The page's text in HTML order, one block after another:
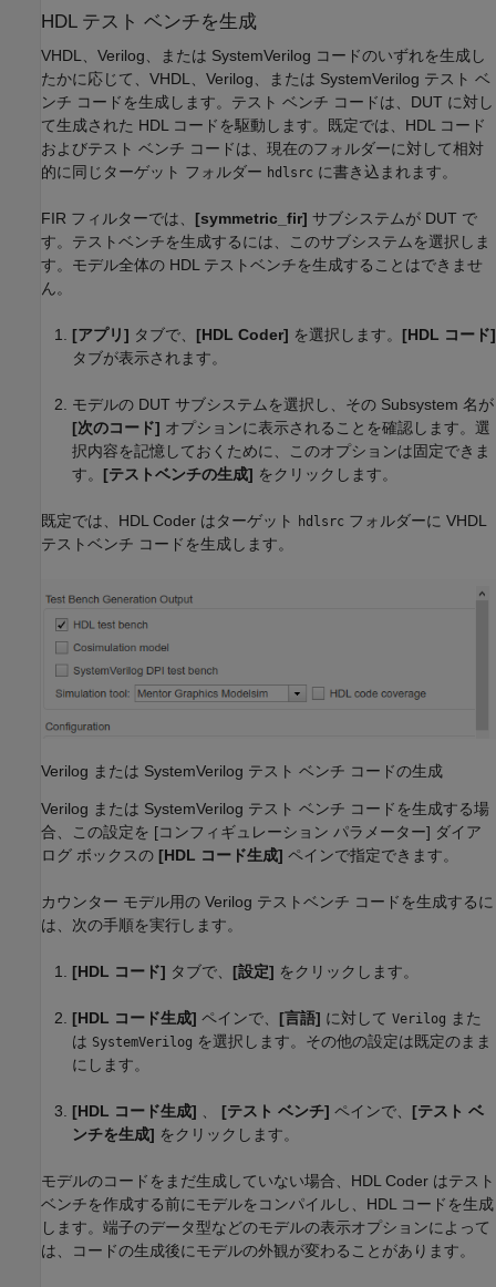
HDL テスト ベンチを生成
VHDL、Verilog、または SystemVerilog コードのいずれを生成し
たかに応じて、VHDL、Verilog、または SystemVerilog テスト ベ
ンチ コードを生成します。テスト ベンチ コードは、DUT に対し
て生成された HDL コードを駆動します。既定では、HDL コード
およびテスト ベンチ コードは、現在のフォルダーに対して相対
的に同じターゲット フォルダー hdlsrc に書き込まれます。
FIR フィルターでは、 [symmetric_fir] サブシステムが DUT で
す。テストベンチを生成するには、このサブシステムを選択しま
す。モデル全体の HDL テストベンチを生成することはできませ
ん。
[アプリ] タブで、 [HDL Coder] を選択します。 [HDL コード]
タブが表示されます。
モデルの DUT サブシステムを選択し、その Subsystem 名が
[次のコード] オプションに表示されることを確認します。選
択内容を記憶しておくために、このオプションは固定できま
す。 [テストベンチの生成] をクリックします。
既定では、HDL Coder はターゲット hdlsrc フォルダーに VHDL
テストベンチ コードを生成します。
Verilog または SystemVerilog テスト ベンチ コードの生成
Verilog または SystemVerilog テスト ベンチ コードを生成する場
合、この設定を [コンフィギュレーション パラメーター] ダイア
ログ ボックスの [HDL コード生成] ペインで指定できます。
カウンター モデル用の Verilog テストベンチ コードを生成するに
は、次の手順を実行します。
[HDL コード] タブで、 [設定] をクリックします。
[HDL コード生成] ペインで、 [言語] に対して Verilog また
は SystemVerilog を選択します。その他の設定は既定のまま
にします。
[HDL コード生成] 、 [テスト ベンチ] ペインで、 [テスト ベ
ンチを生成] をクリックします。
モデルのコードをまだ生成していない場合、HDL Coder はテスト
ベンチを作成する前にモデルをコンパイルし、HDL コードを生成
します。端子のデータ型などのモデルの表示オプションによって
は、コードの生成後にモデルの外観が変わることがあります。